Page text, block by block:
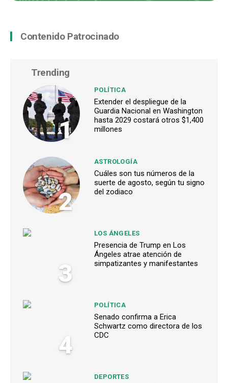
Contenido Patrocinado
Trending
1
POLÍTICA
Extender el despliegue de la
Guardia Nacional en Washington
hasta 2029 costará otros $1,400
millones
2
ASTROLOGÍA
Cuáles son tus números de la
suerte de agosto, según tu signo
del zodiaco
3
LOS ÁNGELES
Presencia de Trump en Los
Ángeles atrae atención de
simpatizantes y manifestantes
4
POLÍTICA
Senado confirma a Erica
Schwartz como directora de los
CDC
DEPORTES